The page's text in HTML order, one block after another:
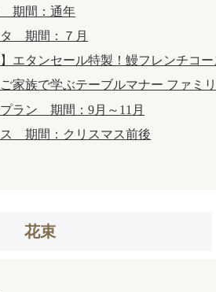
期間：通年
期間：７月
】エタンセール特製！鰻フレンチコ
ご家族で学ぶテーブルマナー ファ
ラン 期間：9月～11月
期間：クリスマス前後
花束